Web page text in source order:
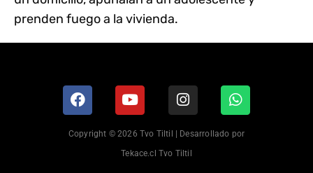
prenden fuego a la vivienda.
Copyright © 2026 Tvo Tiltil | Desarrollado por
Tekace.cl Tvo Tiltil